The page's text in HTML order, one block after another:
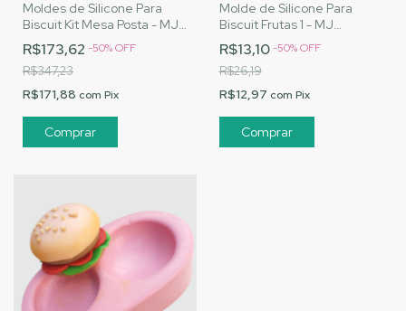
Moldes de Silicone Para
Biscuit Kit Mesa Posta - MJ
Artesanatos |Cód. 1532
R$173,62 -50%OFF
R$347,23
R$171,88 com Pix
Molde de Silicone Para
Biscuit Frutas 1 - MJ
Artesanatos |Cód. 1530
R$13,10-50%OFF
R$26,19
R$12,97 com Pix